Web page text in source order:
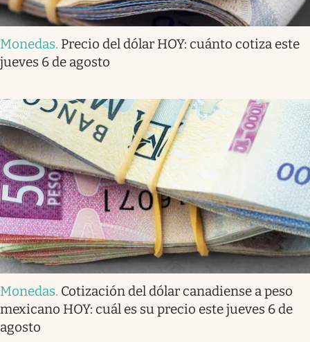
Monedas. Precio del dólar HOY: cuánto cotiza este
jueves 6 de agosto
Monedas. Cotización del dólar canadiense a peso
mexicano HOY: cuál es su precio este jueves 6 de
agosto